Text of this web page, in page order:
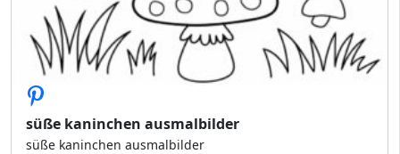
süße kaninchen ausmalbilder
süße kaninchen ausmalbilder